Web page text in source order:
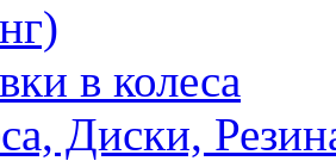
в колеса
Диски,